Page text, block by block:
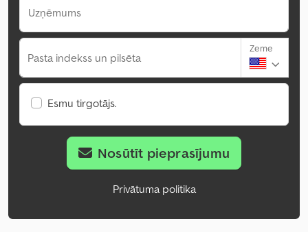
Uzņēmums
Pasta indekss un pilsēta
Zeme
Esmu tirgotājs.
Nosūtīt pieprasījumu
Privātuma politika